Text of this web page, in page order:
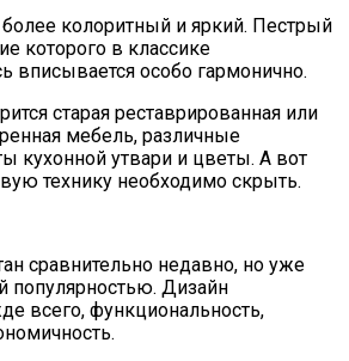
колоритный и яркий. Пестрый
которого в классике
вписывается особо гармонично.
старая реставрированная или
мебель, различные
кухонной утвари и цветы. А вот
технику необходимо скрыть.
сравнительно недавно, но уже
популярностью. Дизайн
всего, функциональность,